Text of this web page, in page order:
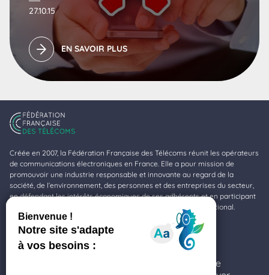
27.10.15
EN SAVOIR PLUS
Créée en 2007, la Fédération Française des Télécoms réunit les opérateurs
de communications électroniques en France. Elle a pour mission de
promouvoir une industrie responsable et innovante au regard de la
société, de l’environnement, des personnes et des entreprises du secteur,
en défendant les intérêts économiques de ses adhérents et en participant
à la valorisation de la profession au niveau national et international.
Fédération Française des Télécoms
Ce site utilise des cookies et vous donne le